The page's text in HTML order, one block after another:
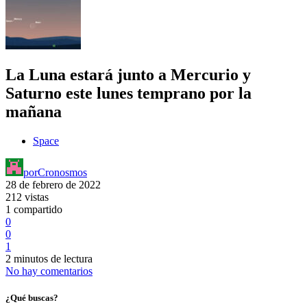
La Luna estará junto a Mercurio y
Saturno este lunes temprano por la
mañana
Space
porCronosmos
28 de febrero de 2022
212 vistas
1 compartido
0
0
1
2 minutos de lectura
No hay comentarios
¿Qué buscas?